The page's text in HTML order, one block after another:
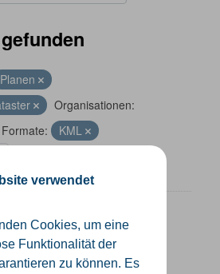
verwendet
Cookies, um eine
Funktionalität der
zu können. Es
Planen
Organisationen:
Formate:
KML
im Kreis Gütersloh